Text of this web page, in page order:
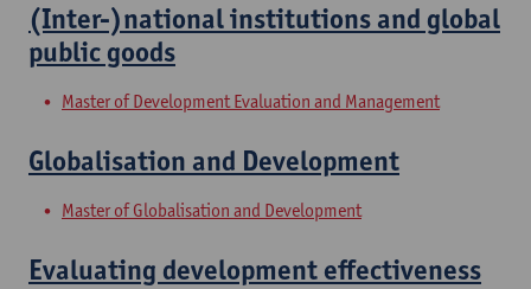
(Inter-)national institutions and global
public goods
Master of Development Evaluation and Management
Globalisation and Development
Master of Globalisation and Development
Evaluating development effectiveness